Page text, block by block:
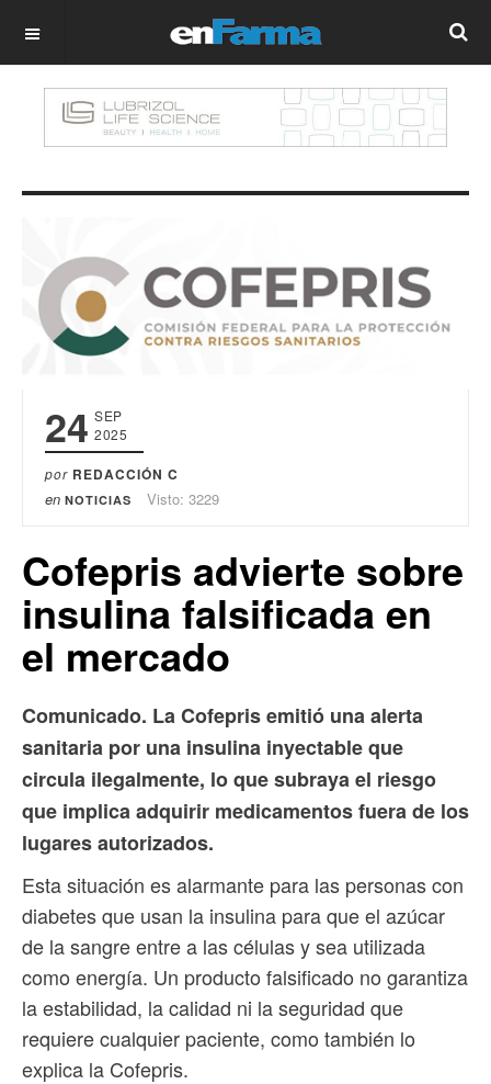
OFF CANVAS
24 SEP
2025
por REDACCIÓN C
en NOTICIAS Visto: 3229
Cofepris advierte sobre
insulina falsificada en
el mercado
Comunicado. La Cofepris emitió una alerta
sanitaria por una insulina inyectable que
circula ilegalmente, lo que subraya el riesgo
que implica adquirir medicamentos fuera de los
lugares autorizados.
Esta situación es alarmante para las personas con
diabetes que usan la insulina para que el azúcar
de la sangre entre a las células y sea utilizada
como energía. Un producto falsificado no garantiza
la estabilidad, la calidad ni la seguridad que
requiere cualquier paciente, como también lo
explica la Cofepris.